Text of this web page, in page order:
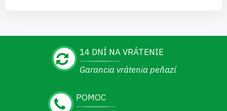
14 DNÍ NA VRÁTENIE
Garancia vrátenia peňazí
POMOC